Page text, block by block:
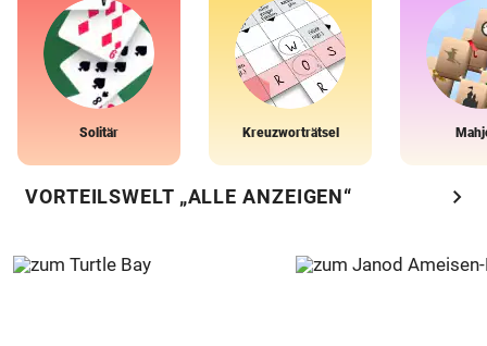
Solitär Kreuzworträtsel
VORTEILSWELT „ALLE ANZEIGEN“ chevron_right